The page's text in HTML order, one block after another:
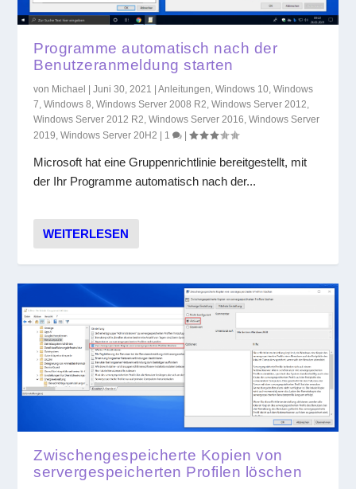
Programme automatisch nach der
Benutzeranmeldung starten
von Michael |Juni 30, 2021 |Anleitungen ,Windows 10 ,Windows
7 ,Windows 8 ,Windows Server 2008 R2 ,Windows Server 2012
Windows Server 2012 R2 ,Windows Server 2016 ,Windows Server
2019 ,Windows Server 20H2 | 1 |
Microsoft hat eine Gruppenrichtlinie bereitgestellt, mit
der Ihr Programme automatisch nach der...
WEITERLESEN
Zwischengespeicherte Kopien von
servergespeicherten Profilen löschen